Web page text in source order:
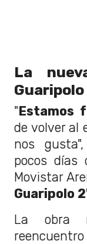
La
Guaripolo
"Estamos
de volver al
nos
pocos días
Movistar
Guaripolo
La obra